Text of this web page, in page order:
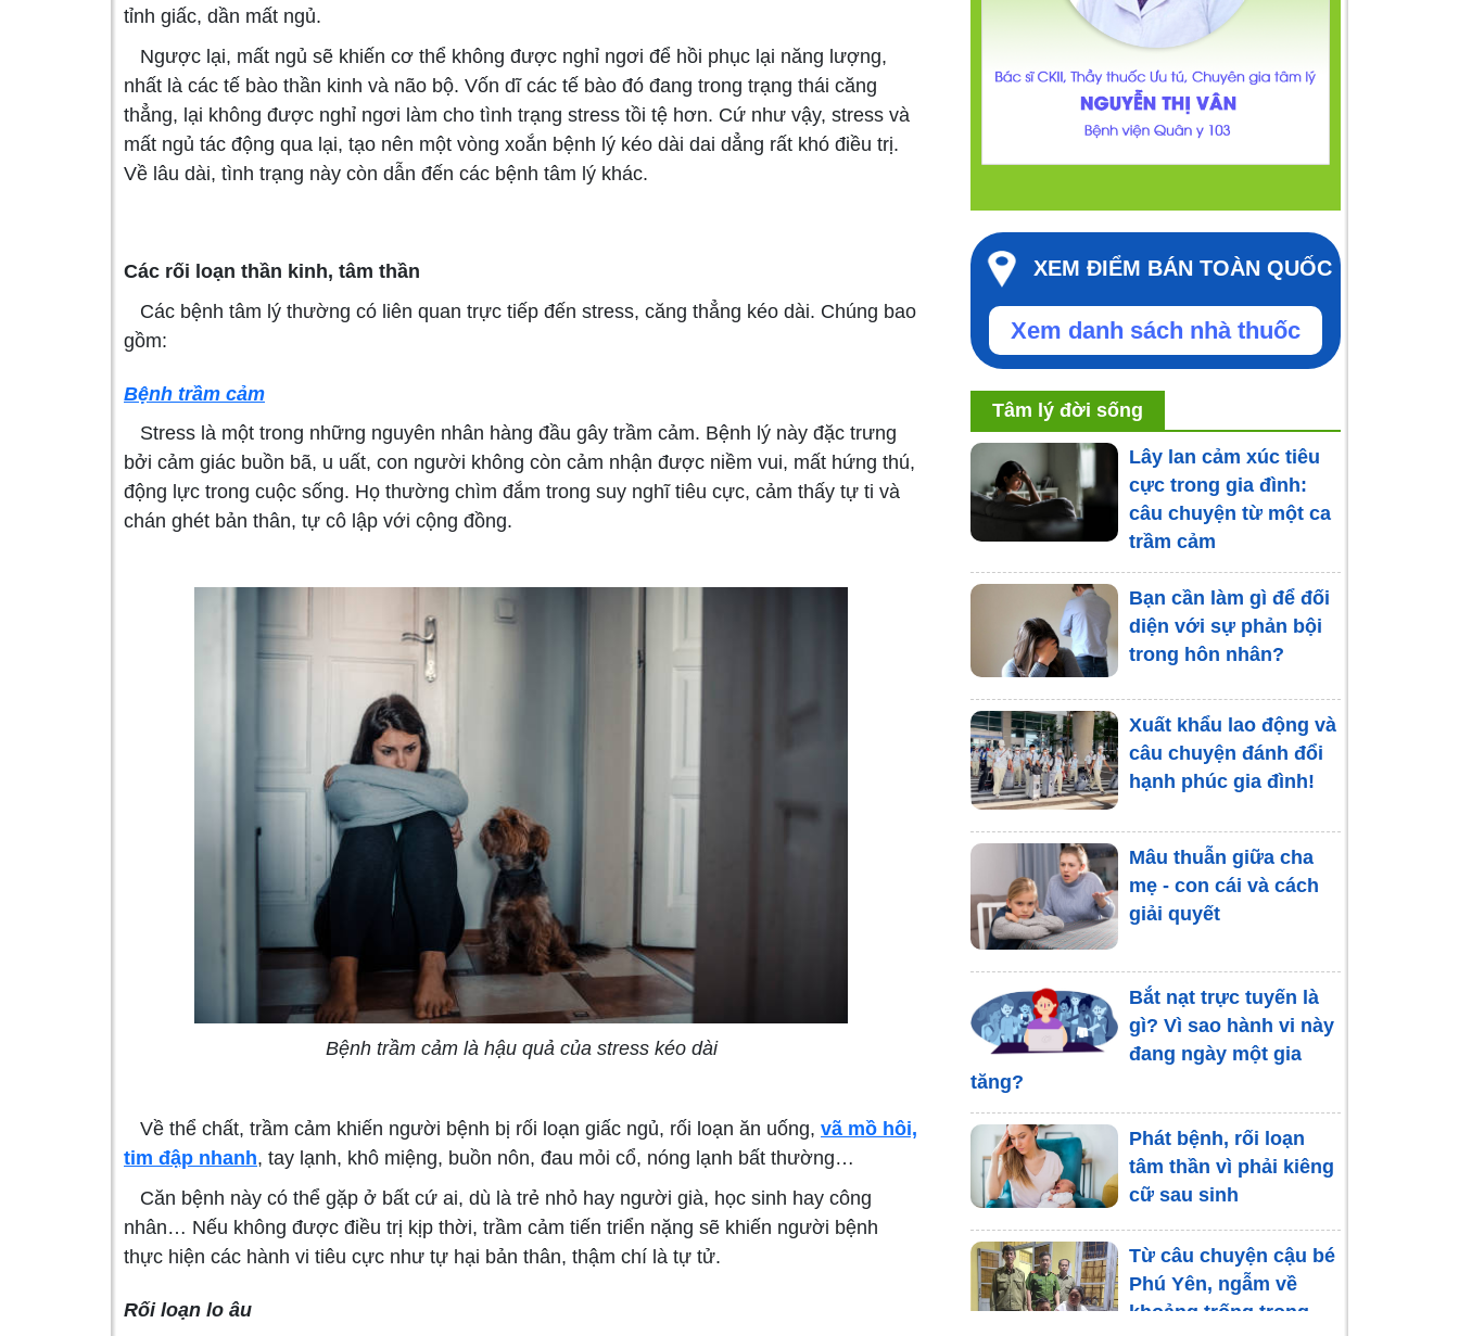
tỉnh giấc, dần mất ngủ.
Ngược lại, mất ngủ sẽ khiến cơ thể không được nghỉ ngơi để hồi phục lại năng lượng,
nhất là các tế bào thần kinh và não bộ. Vốn dĩ các tế bào đó đang trong trạng thái căng
thẳng, lại không được nghỉ ngơi làm cho tình trạng stress tồi tệ hơn. Cứ như vậy, stress và
mất ngủ tác động qua lại, tạo nên một vòng xoắn bệnh lý kéo dài dai dẳng rất khó điều trị.
Về lâu dài, tình trạng này còn dẫn đến các bệnh tâm lý khác.
Các rối loạn thần kinh, tâm thần
Các bệnh tâm lý thường có liên quan trực tiếp đến stress, căng thẳng kéo dài. Chúng bao
gồm:
Bệnh trầm cảm
Stress là một trong những nguyên nhân hàng đầu gây trầm cảm. Bệnh lý này đặc trưng
bởi cảm giác buồn bã, u uất, con người không còn cảm nhận được niềm vui, mất hứng thú,
động lực trong cuộc sống. Họ thường chìm đắm trong suy nghĩ tiêu cực, cảm thấy tự ti và
chán ghét bản thân, tự cô lập với cộng đồng.
Bệnh trầm cảm là hậu quả của stress kéo dài
Về thể chất, trầm cảm khiến người bệnh bị rối loạn giấc ngủ, rối loạn ăn uống, vã mồ hôi,
tim đập nhanh, tay lạnh, khô miệng, buồn nôn, đau mỏi cổ, nóng lạnh bất thường…
Căn bệnh này có thể gặp ở bất cứ ai, dù là trẻ nhỏ hay người già, học sinh hay công
nhân… Nếu không được điều trị kịp thời, trầm cảm tiến triển nặng sẽ khiến người bệnh
thực hiện các hành vi tiêu cực như tự hại bản thân, thậm chí là tự tử.
Rối loạn lo âu
XEM ĐIỂM BÁN TOÀN QUỐC
Xem danh sách nhà thuốc
Tâm lý đời sống
Lây lan cảm xúc tiêu
cực trong gia đình:
câu chuyện từ một ca
trầm cảm
Bạn cần làm gì để đối
diện với sự phản bội
trong hôn nhân?
Xuất khẩu lao động và
câu chuyện đánh đổi
hạnh phúc gia đình!
Mâu thuẫn giữa cha
mẹ - con cái và cách
giải quyết
Bắt nạt trực tuyến là
gì? Vì sao hành vi này
đang ngày một gia
tăng?
Phát bệnh, rối loạn
tâm thần vì phải kiêng
cữ sau sinh
Từ câu chuyện cậu bé
Phú Yên, ngẫm về
khoảng trống trong